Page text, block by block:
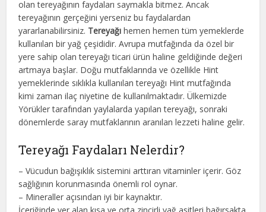
olan tereyağının faydaları saymakla bitmez. Ancak
tereyağının gerçeğini yerseniz bu faydalardan
yararlanabilirsiniz. Tereyağı hemen hemen tüm yemeklerde
kullanılan bir yağ çeşididir. Avrupa mutfağında da özel bir
yere sahip olan tereyağı ticari ürün haline geldiğinde değeri
artmaya başlar. Doğu mutfaklarında ve özellikle Hint
yemeklerinde sıklıkla kullanılan tereyağı Hint mutfağında
kimi zaman ilaç niyetine de kullanılmaktadır. Ülkemizde
Yörükler tarafından yaylalarda yapılan tereyağı, sonraki
dönemlerde saray mutfaklarının aranılan lezzeti haline gelir.
Tereyağı Faydaları Nelerdir?
– Vücudun bağışıklık sistemini arttıran vitaminler içerir. Göz
sağlığının korunmasında önemli rol oynar.
– Mineraller açısından iyi bir kaynaktır.
İçeriğinde yer alan kısa ve orta zincirli yağ asitleri bağırsakta